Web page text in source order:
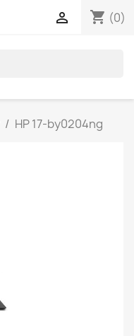
shopping_cart (0)

HP 17-by0204ng